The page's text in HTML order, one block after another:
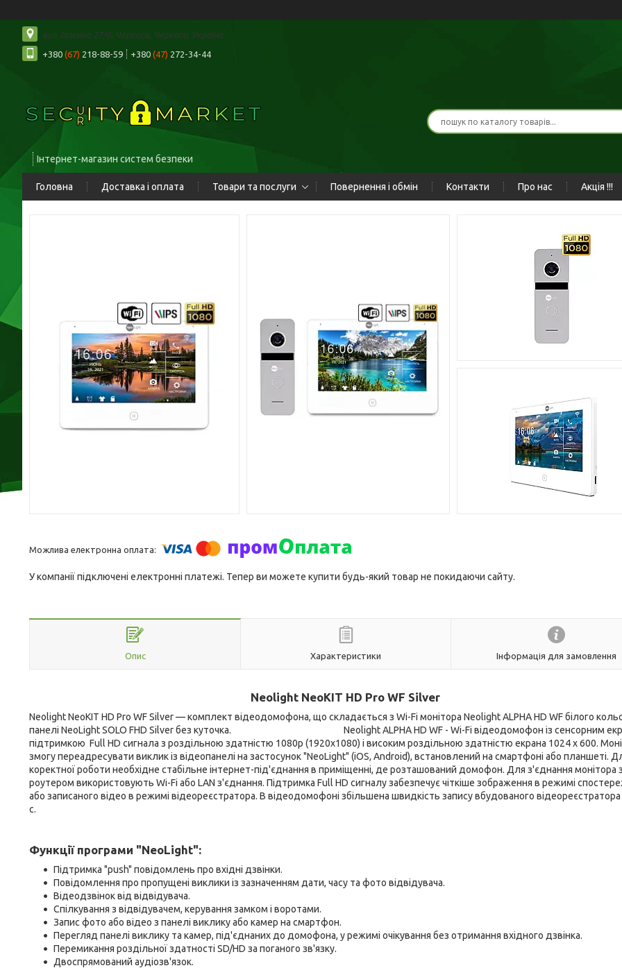
вул. Іллєнка 27/6, Черкаси, Черкаси, Україна
+380 (67) 218-88-59 +380 (47) 272-34-44
Інтернет-магазин систем безпеки
Головна Доставка і оплата Товари та послуги Повернення і обмін Контакти Про нас Акція !!!
У компанії підключені електронні платежі. Тепер ви можете купити будь-який товар не покидаючи сайту.
Опис Характеристики Інформація для замовлення
Neolight NeoKIT HD Pro WF Silver
Neolight NeoKIT HD Pro WF Silver — комплект відеодомофона, що складається з Wi-Fi монітора Neolight ALPHA HD WF білого
панелі NeoLight SOLO FHD Silver без куточка. Neolight ALPHA HD WF - Wi-Fi відеодомофон із сенсорним
підтримкою Full HD сигнала з роздільною здатністю 1080р (1920х1080) і високим роздільною здатністю екрана 1024 х 600.
змогу переадресувати виклик із відеопанелі на застосунок "NeoLight" (iOS, Android), встановлений на смартфоні або планшеті.
коректної роботи необхідне стабільне інтернет-під'єднання в приміщенні, де розташований домофон. Для з'єднання монітора
роутером використовують Wi-Fi або LAN з'єднання. Підтримка Full HD сигналу забезпечує чіткіше зображення в режимі
або записаного відео в режимі відеореєстратора. В відеодомофоні збільшена швидкість запису вбудованого
с.
Функції програми "NeoLight":
Підтримка "push" повідомлень про вхідні дзвінки.
Повідомлення про пропущені виклики із зазначенням дати, часу та фото відвідувача.
Відеодзвінок від відвідувача.
Спілкування з відвідувачем, керування замком і воротами.
Запис фото або відео з панелі виклику або камер на смартфон.
Перегляд панелі виклику та камер, під'єднаних до домофона, у режимі очікування без отримання вхідного дзвінка.
Перемикання роздільної здатності SD/HD за поганого зв'язку.
Двоспрямований аудіозв'язок.